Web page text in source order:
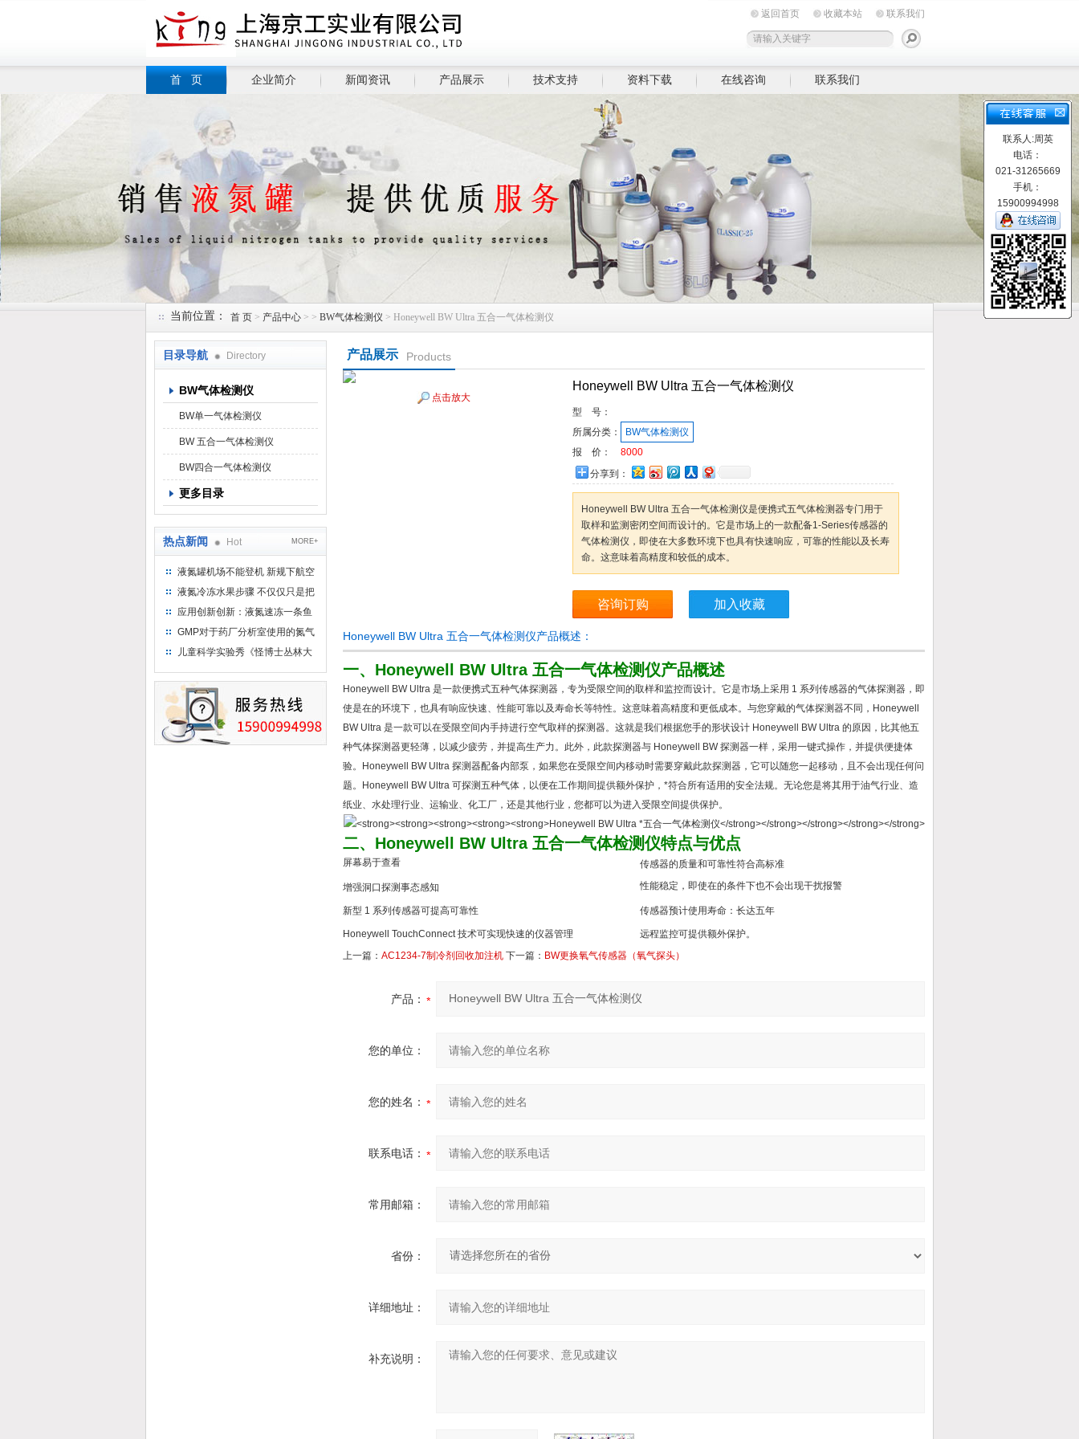
上海京工实业有限公司
返回首页 收藏本站 联系我们
首 页 企业简介 新闻资讯 产品展示 技术支持 资料下载 在线咨询 联系我们
当前位置： 首 页 > 产品中心 > > BW气体检测仪 > Honeywell BW Ultra 五合一气体检测仪
目录导航 Directory
BW气体检测仪
BW单一气体检测仪
BW 五合一气体检测仪
BW四合一气体检测仪
更多目录
热点新闻 Hot MORE+
液氮罐机场不能登机 新规下航空
运输罐能否上飞机
液氮冷冻水果步骤 不仅仅只是把
水果扔到液氮中
应用创新创新：液氮速冻一条鱼
只需15分钟 保持活鲜一整年
GMP对于药厂分析室使用的氮气
钢瓶存放标准
儿童科学实验秀《怪博士丛林大
及
产品展示 Products
点击放大
Honeywell BW Ultra 五合一气体检测仪
型 号：
所属分类：
BW气体检测仪
报 价：
8000
分享到：
Honeywell BW Ultra 五合一气体检测仪是便携式五气体检测器专门用于
取样和监测密闭空间而设计的。它是市场上的一款配备1-Series传感器的
气体检测仪，即使在大多数环境下也具有快速响应，可靠的性能以及长寿
命。这意味着高精度和较低的成本。
咨询订购 加入收藏
Honeywell BW Ultra 五合一气体检测仪产品概述：
一、 Honeywell BW Ultra 五合一气体检测仪产品概述
Honeywell BW Ultra 是一款便携式五种气体探测器，专为受限空间的取样和监控而设计。它是市场上采用 1 系列传感器的气体探测器，即
使是在的环境下，也具有响应快速、性能可靠以及寿命长等特性。这意味着高精度和更低成本。与您穿戴的气体探测器不同，Honeywell
BW Ultra 是一款可以在受限空间内手持进行空气取样的探测器。这就是我们根据您手的形状设计 Honeywell BW Ultra 的原因，比其他五
种气体探测器更轻薄，以减少疲劳，并提高生产力。此外，此款探测器与 Honeywell BW 探测器一样，采用一键式操作，并提供便捷体
验。Honeywell BW Ultra 探测器配备内部泵，如果您在受限空间内移动时需要穿戴此款探测器，它可以随您一起移动，且不会出现任何问
题。Honeywell BW Ultra 可探测五种气体，以便在工作期间提供额外保护，*符合所有适用的安全法规。无论您是将其用于油气行业、造
纸业、水处理行业、运输业、化工厂，还是其他行业，您都可以为进入受限空间提供保护。
二、 Honeywell BW Ultra 五合一气体检测仪特点与优点
屏幕易于查看 传感器的质量和可靠性符合高标准
增强洞口探测事态感知 性能稳定，即使在的条件下也不会出现干扰报警
新型 1 系列传感器可提高可靠性 传感器预计使用寿命：长达五年
Honeywell TouchConnect 技术可实现快速的仪器管理
远程监控可提供额外保护。
上一篇： AC1234-7制冷剂回收加注机 下一篇： BW更换氧气传感器（氧气探头）
产品：
您的单位：
您的姓名：
联系电话：
常用邮箱：
省份：
详细地址：
补充说明：
联系人:周英
电话：
021-31265669
手机：
15900994998